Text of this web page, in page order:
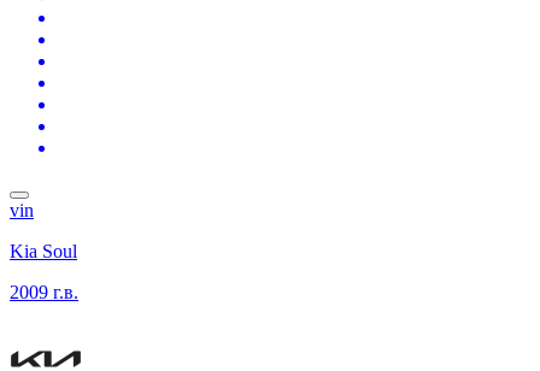
vin
Kia Soul
2009 г.в.